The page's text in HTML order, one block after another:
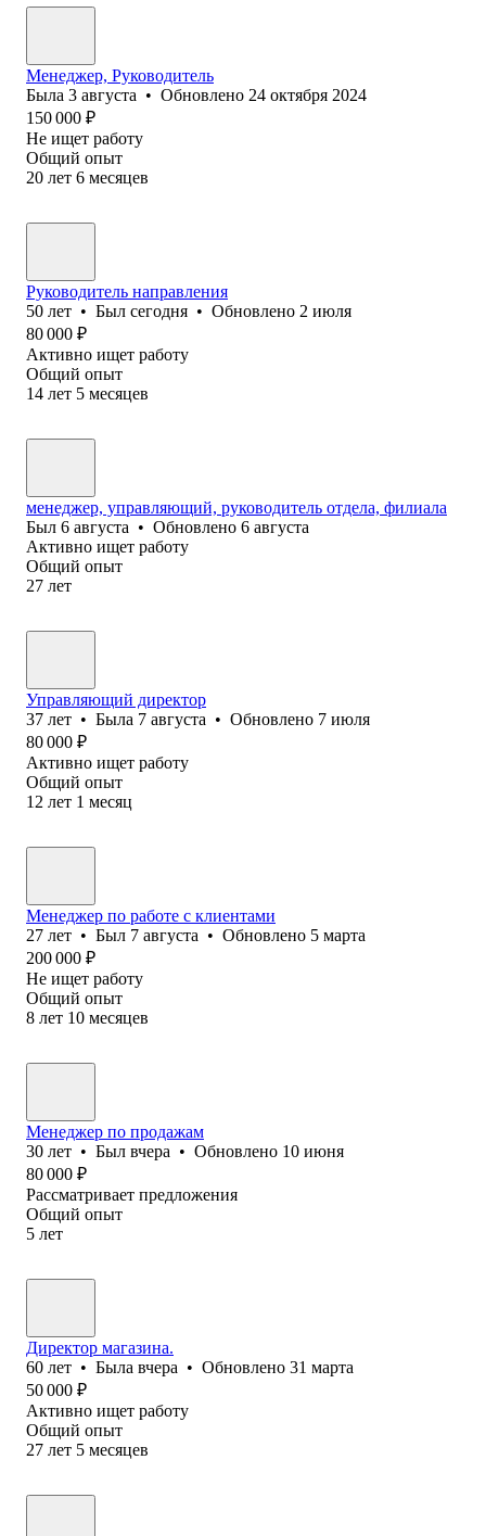
Менеджер, Руководитель
Была 3 августа • Обновлено 24 октября 2024
150 000 ₽
Не ищет работу
Общий опыт
20 лет 6 месяцев
Руководитель направления
50 лет • Был сегодня • Обновлено 2 июля
80 000 ₽
Активно ищет работу
Общий опыт
14 лет 5 месяцев
менеджер, управляющий, руководитель отдела, филиала
Был 6 августа • Обновлено 6 августа
Активно ищет работу
Общий опыт
27 лет
Управляющий директор
37 лет • Была 7 августа • Обновлено 7 июля
80 000 ₽
Активно ищет работу
Общий опыт
12 лет 1 месяц
Менеджер по работе с клиентами
27 лет • Был 7 августа • Обновлено 5 марта
200 000 ₽
Не ищет работу
Общий опыт
8 лет 10 месяцев
Менеджер по продажам
30 лет • Был вчера • Обновлено 10 июня
80 000 ₽
Рассматривает предложения
Общий опыт
5 лет
Директор магазина.
60 лет • Была вчера • Обновлено 31 марта
50 000 ₽
Активно ищет работу
Общий опыт
27 лет 5 месяцев